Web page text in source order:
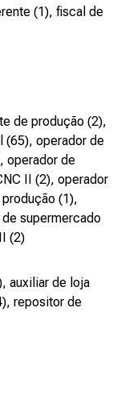
(1), fiscal de
de produção (2),
(65), operador de
operador de
II (2), operador
(1),
supermercado
(2)
auxiliar de loja
repositor de